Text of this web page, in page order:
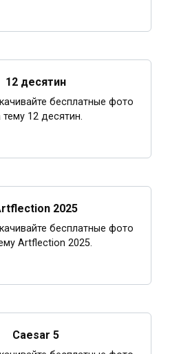
12 десятин
бесплатные фото
тему 12 десятин.
2025
бесплатные фото
Artflection 2025.
Caesar 5